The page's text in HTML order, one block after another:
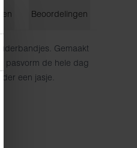
Beoordelingen
Gemaakt
pasvorm de hele dag
een jasje.